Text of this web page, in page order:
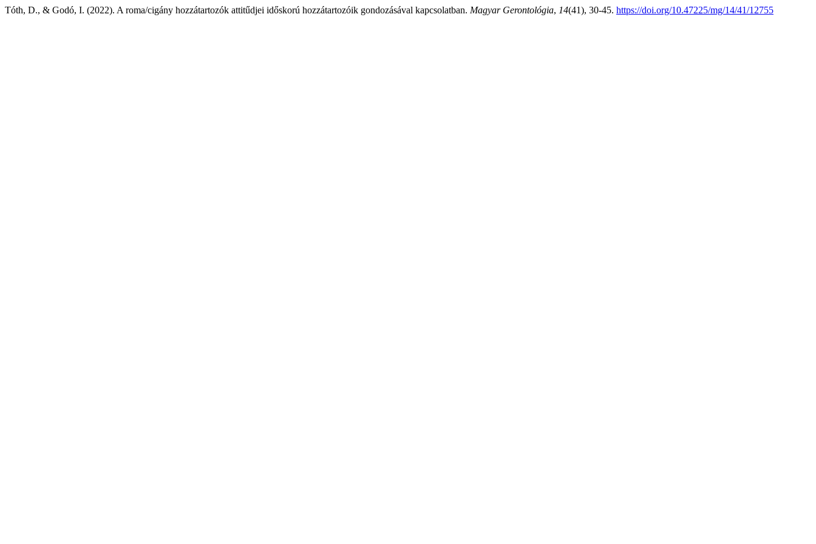
Tóth, D., & Godó, I. (2022). A roma/cigány hozzátartozók attitűdjei időskorú hozzátartozóik gondozásával kapcsolatban. Magyar Gerontológia, 14(41), 30-45. https://doi.org/10.47225/mg/14/41/12755